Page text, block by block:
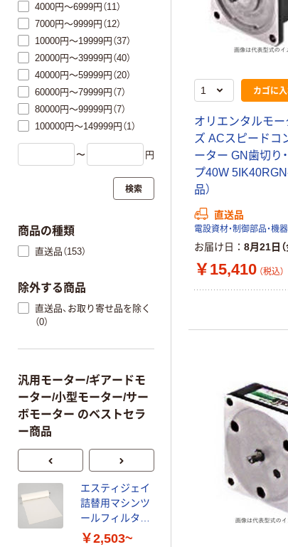
カゴに
オリエンタルモ
ズ ACスピードコ
ーター GN歯切り
プ40W
品）
直送品
電設資材・制御部品・機
お届け日 8月21日（
￥15,410 （税込）
4000円～6999円（11）
7000円～9999円（12）
10000円～19999円（37）
20000円～39999円（40）
40000円～59999円（20）
60000円～79999円（7）
80000円～99999円（7）
100000円～149999円（1）
〜 円
検索
商品の種類
直送品（153）
除外する商品
直送品、お取り寄せ品を除く
（0）
汎用モーター/ギアードモ
ーター/小型モーター/サー
ボモーター のベストセラ
ー商品
エスティジェイ
詰替用マシンツ
ールフィルター
（60枚入）
￥2,503~
エスティジ
詰替用マシ
ールフィル